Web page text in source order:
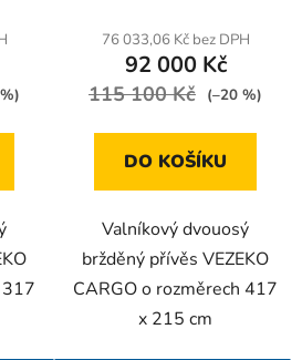
317
76 033,06 Kč bez DPH
92 000 Kč
115 100 Kč (–20 %)
DO KOŠÍKU
Valníkový dvouosý
bržděný přívěs VEZEKO
CARGO o rozměrech 417
x 215 cm